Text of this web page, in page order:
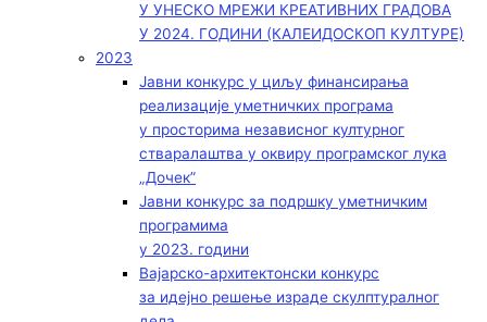
У УНЕСКО МРЕЖИ КРЕАТИВНИХ ГРАДОВА
У 2024. ГОДИНИ (КАЛЕИДОСКОП КУЛТУРЕ)
2023
Јавни конкурс у циљу финансирања
реализације уметничких програма
у просторима независног културног
стваралаштва у оквиру програмског лука
„Дочек”
Јавни конкурс за подршку уметничким
програмима
у 2023. години
Вајарско-архитектонски конкурс
за идејно решење израде скулптуралног